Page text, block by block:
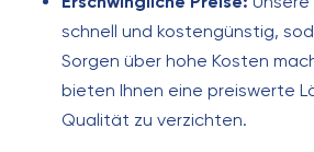
schnell und kostengünstig,
Sorgen über hohe Kosten
bieten Ihnen eine preiswerte
Qualität zu verzichten.